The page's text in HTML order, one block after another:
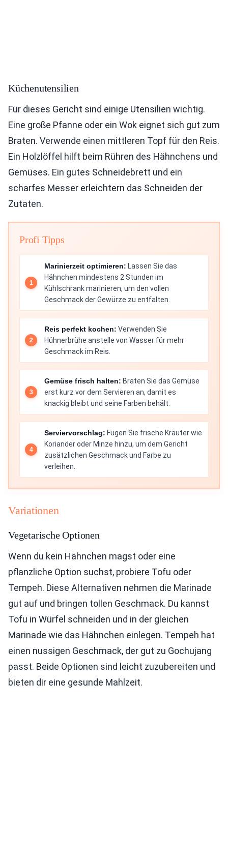
Küchenutensilien
Für dieses Gericht sind einige Utensilien wichtig.
Eine große Pfanne oder ein Wok eignet sich gut zum
Braten. Verwende einen mittleren Topf für den Reis.
Ein Holzlöffel hilft beim Rühren des Hähnchens und
Gemüses. Ein gutes Schneidebrett und ein
scharfes Messer erleichtern das Schneiden der
Zutaten.
Profi Tipps
Marinierzeit optimieren: Lassen Sie das
Hähnchen mindestens 2 Stunden im
Kühlschrank marinieren, um den vollen
Geschmack der Gewürze zu entfalten.
Reis perfekt kochen: Verwenden Sie
Hühnerbrühe anstelle von Wasser für mehr
Geschmack im Reis.
Gemüse frisch halten: Braten Sie das Gemüse
erst kurz vor dem Servieren an, damit es
knackig bleibt und seine Farben behält.
Serviervorschlag: Fügen Sie frische Kräuter wie
Koriander oder Minze hinzu, um dem Gericht
zusätzlichen Geschmack und Farbe zu
verleihen.
Variationen
Vegetarische Optionen
Wenn du kein Hähnchen magst oder eine
pflanzliche Option suchst, probiere Tofu oder
Tempeh. Diese Alternativen nehmen die Marinade
gut auf und bringen tollen Geschmack. Du kannst
Tofu in Würfel schneiden und in der gleichen
Marinade wie das Hähnchen einlegen. Tempeh hat
einen nussigen Geschmack, der gut zu Gochujang
passt. Beide Optionen sind leicht zuzubereiten und
bieten dir eine gesunde Mahlzeit.